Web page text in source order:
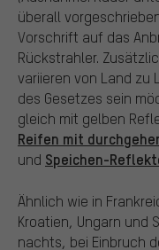
überall
Vorschrift auf das
Rückstrahler.
variieren von Land zu
des Gesetzes sein
gleich mit gelben
Reifen mit
und Speichen-
Ähnlich wie in
Kroatien, Ungarn und
nachts, bei Einbruch